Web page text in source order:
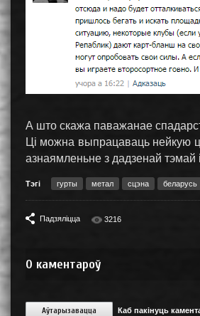
А што скажа паважанае
Ці можна выпрацаваць нейкую
азнаямленьне з дадзенай тэмай
Тэгі гурты метал сцэна беларусь
Падзяліцца 3216
0 каментароў
Аўтарызавацца Каб пакінуць